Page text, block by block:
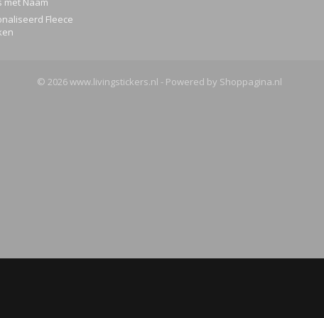
Fleece
© 2026 www.livingstickers.nl - Powered by Shoppagina.nl